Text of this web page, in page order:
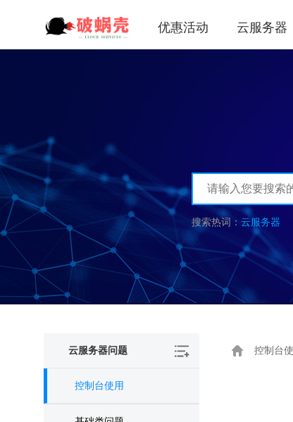
优惠活动 云服务器
云服务器
云服务器问题
控制台使用
控制台